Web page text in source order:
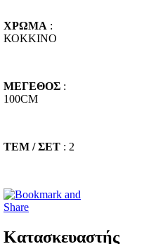
ΧΡΩΜΑ :
ΚΟΚΚΙΝΟ
ΜΕΓΕΘΟΣ :
100CM
ΤΕΜ / ΣΕΤ : 2
Κατασκευαστής